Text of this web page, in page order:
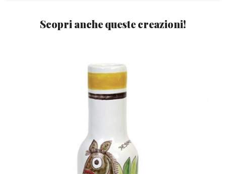
Scopri anche queste creazioni!